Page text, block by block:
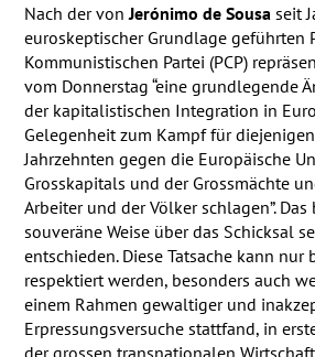
Nach der von Jerónimo de Sousa seit
euroskeptischer Grundlage geführten
Kommunistischen Partei (PCP)
vom Donnerstag “eine grundlegende
der kapitalistischen Integration in
Gelegenheit zum Kampf für
Jahrzehnten gegen die Europäische
Grosskapitals und der Grossmächte
Arbeiter und der Völker schlagen”.
souveräne Weise über das Schicksal
entschieden. Diese Tatsache kann nur
respektiert werden, besonders auch
einem Rahmen gewaltiger und
Erpressungsversuche stattfand, in
der grossen transnationalen